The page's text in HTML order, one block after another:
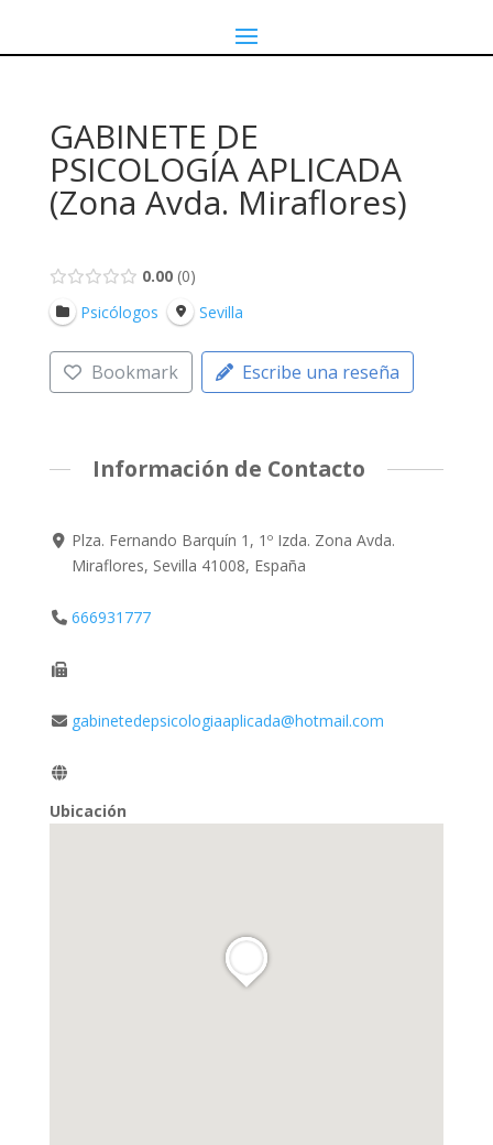
GABINETE DE
PSICOLOGÍA APLICADA
(Zona Avda. Miraflores)
0.00 0
Psicólogos
Sevilla
Bookmark Escribe una reseña
Información de Contacto
Plza. Fernando Barquín 1, 1º Izda. Zona Avda.
Miraflores, Sevilla 41008, España
666931777
gabinetedepsicologiaaplicada@hotmail.com
Ubicación